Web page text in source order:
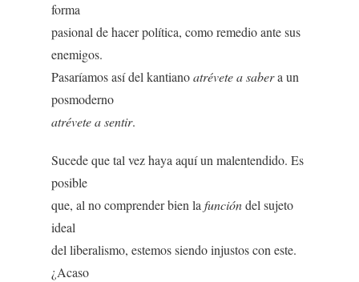
forma
pasional de hacer política, como remedio ante sus
enemigos.
Pasaríamos así del kantianoatrévete a sabera un
posmoderno
atrévete a sentir.
Sucede que tal vez haya aquí un malentendido. Es
posible
que, al no comprender bien lafuncióndel sujeto
ideal
del liberalismo, estemos siendo injustos con este.
¿Acaso